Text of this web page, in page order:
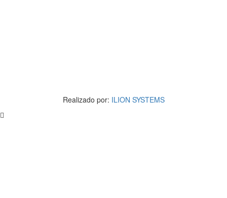
Realizado por: ILION SYSTEMS